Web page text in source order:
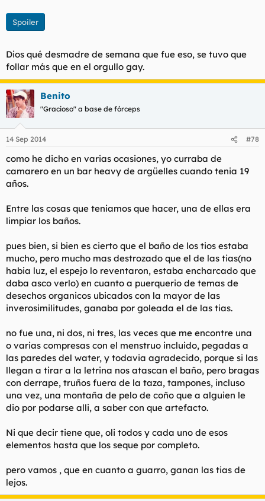
Spoiler
Dios qué desmadre de semana que fue eso, se tuvo que
follar más que en el orgullo gay.
Benito
"Gracioso" a base de fórceps
14 Sep 2014 #78
como he dicho en varias ocasiones, yo curraba de
camarero en un bar heavy de argüelles cuando tenia 19
años.
Entre las cosas que teniamos que hacer, una de ellas era
limpiar los baños.
pues bien, si bien es cierto que el baño de los tios estaba
mucho, pero mucho mas destrozado que el de las tias(no
habia luz, el espejo lo reventaron, estaba encharcado que
daba asco verlo) en cuanto a puerquerio de temas de
desechos organicos ubicados con la mayor de las
inverosimilitudes, ganaba por goleada el de las tias.
no fue una, ni dos, ni tres, las veces que me encontre una
o varias compresas con el menstruo incluido, pegadas a
las paredes del water, y todavia agradecido, porque si las
llegan a tirar a la letrina nos atascan el baño, pero bragas
con derrape, truños fuera de la taza, tampones, incluso
una vez, una montaña de pelo de coño que a alguien le
dio por podarse alli, a saber con que artefacto.
Ni que decir tiene que, oli todos y cada uno de esos
elementos hasta que los seque por completo.
pero vamos , que en cuanto a guarro, ganan las tias de
lejos.